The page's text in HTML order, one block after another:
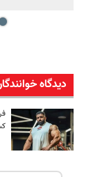
دیدگاه